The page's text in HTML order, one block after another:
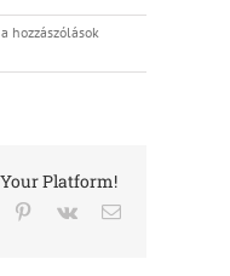
langolo_cover
a hozzászólások
Platform!
Pinterest
Vk Email: